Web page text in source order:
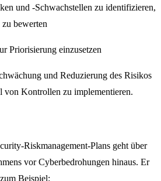
und -Schwachstellen zu identifizieren,
bewerten
Priorisierung einzusetzen
und Reduzierung des Risikos
von Kontrollen zu implementieren.
Riskmanagement-Plans geht über
vor Cyberbedrohungen hinaus. Er
Beispiel: